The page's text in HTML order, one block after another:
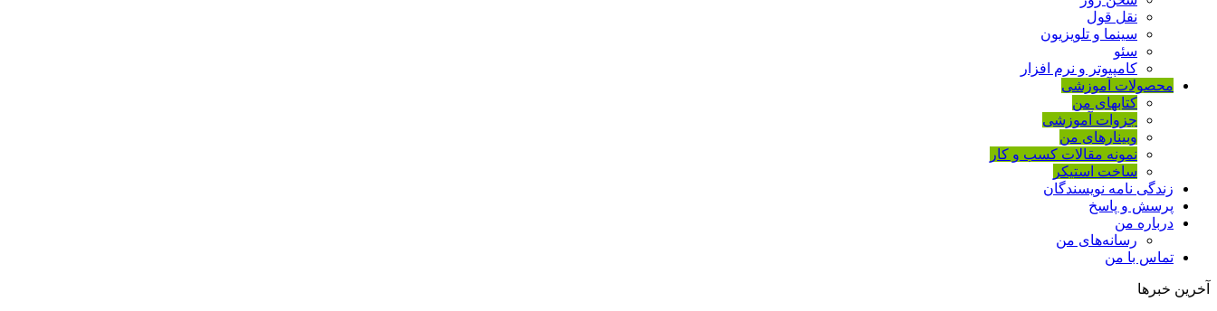
نقل قول
سینما و تلویزیون
سئو
کامپیوتر و نرم افزار
محصولات آموزشی
کتابهای من
جزوات آموزشی
وبینارهای من
نمونه مقالات کسب و کار
ساخت استیکر
زندگی نامه نویسندگان
پرسش و پاسخ
درباره من
رسانه‌ها‌ی من
تماس با من
آخرین خبرها